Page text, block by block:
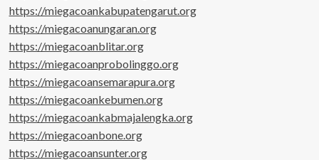
https://miegacoankabupatengarut.org
https://miegacoanungaran.org
https://miegacoanblitar.org
https://miegacoanprobolinggo.org
https://miegacoansemarapura.org
https://miegacoankebumen.org
https://miegacoankabmajalengka.org
https://miegacoanbone.org
https://miegacoansunter.org